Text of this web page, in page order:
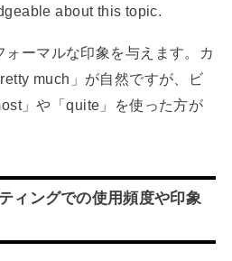
about this topic.
ォーマルな印象を与えます。カ
much」が自然ですが、ビ
」や「quite」を使った方が
ィングでの使用頻度や印象